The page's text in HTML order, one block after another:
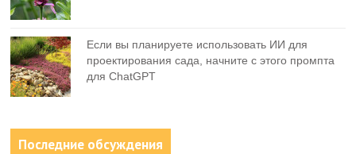
Если вы планируете использовать ИИ для
проектирования сада, начните с этого промпта
для ChatGPT
Последние обсуждения